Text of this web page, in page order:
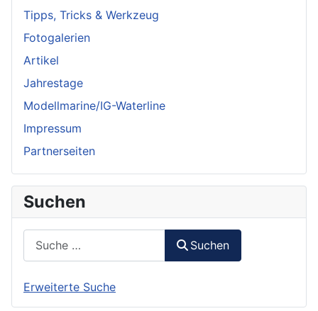
Tipps, Tricks & Werkzeug
Fotogalerien
Artikel
Jahrestage
Modellmarine/IG-Waterline
Impressum
Partnerseiten
Suchen
Suchen
Erweiterte Suche